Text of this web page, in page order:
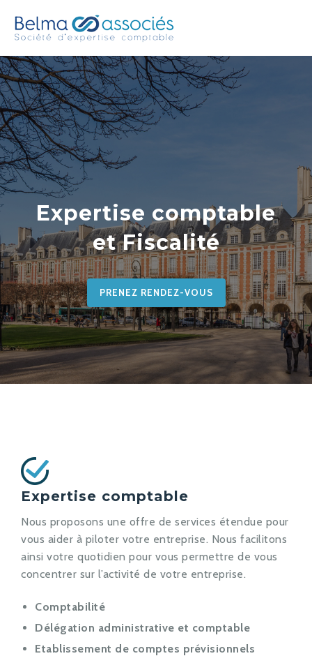
Expertise comptable
et Fiscalité
PRENEZ RENDEZ-VOUS
Expertise comptable
Nous proposons une offre de services étendue pour
vous aider à piloter votre entreprise. Nous facilitons
ainsi votre quotidien pour vous permettre de vous
concentrer sur l’activité de votre entreprise.
Comptabilité
Délégation administrative et comptable
Etablissement de comptes prévisionnels